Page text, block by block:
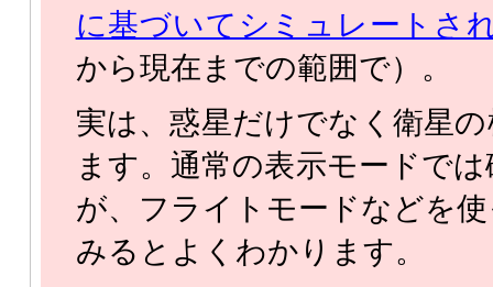
に基づいてシミュレートさ
から現在までの範囲で）。
実は、惑星だけでなく衛星
ます。通常の表示モードで
が、フライトモードなどを
みるとよくわかります。